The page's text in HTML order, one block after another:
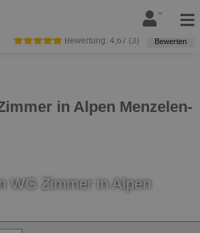
in Alpen Menzelen-
Bewertung: 4,67 (3) Bewerten
WG Zimmer in Alpen